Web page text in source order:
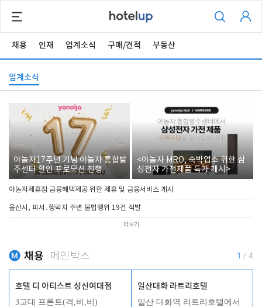
채용 인재 업계소식 구매/견적 부동산
업계소식
야놀자17주년 기념 야놀자 통합발
주센터 할인 프로모션 진행
<야놀자 MRO, 숙박업소 위한 삼
성전자 가전제품 특가 개시>
야놀자제휴점 금융혜택제공 위한 제휴 및 금융서비스 게시
울산시, 피서․행락지 주변 불법행위 19건 적발
더보기
채용 메인박스 1 / 4
호텔 디 아티스트 성신여대점
3교대 프론트(격,비,비)
일산대화 라트리호텔
일산 대화역 라트리호텔에서